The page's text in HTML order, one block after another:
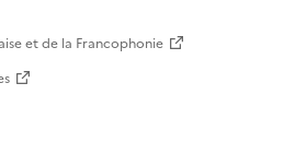
et de la Francophonie